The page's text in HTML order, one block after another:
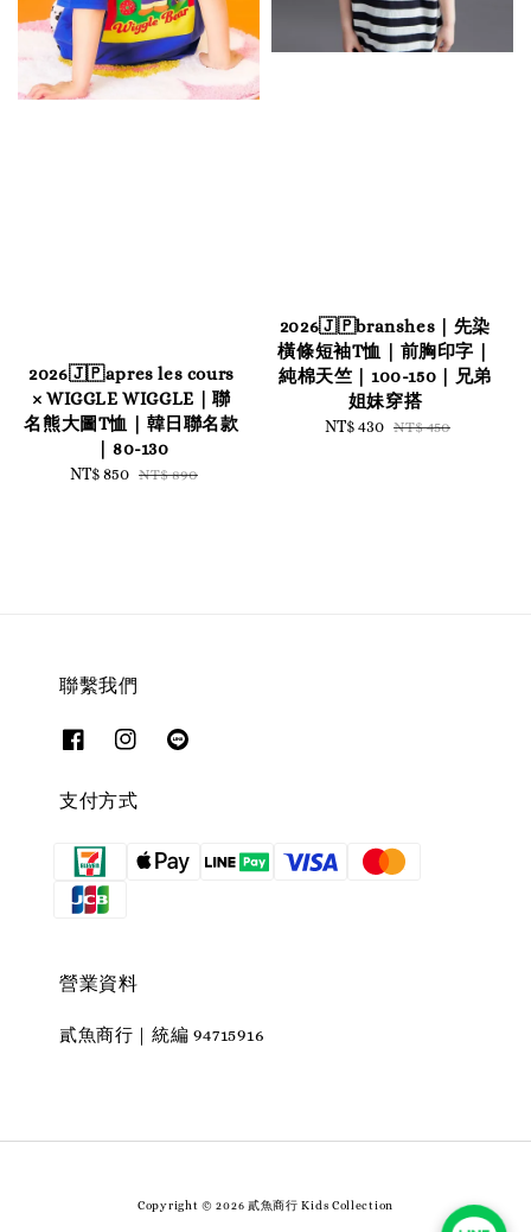
2026🇯🇵apres les cours
× WIGGLE WIGGLE｜聯
名熊大圖T恤｜韓日聯名款
｜80-130
Sale
NT$ 850 Regular
NT$ 890
2026🇯🇵branshes｜先染
橫條短袖T恤｜前胸印字｜
純棉天竺｜100-150｜兄弟
姐妹穿搭
Sale
NT$ 430 Regular
NT$ 450
聯繫我們
支付方式
營業資料
貳魚商行｜統編 94715916
Copyright © 2026 貳魚商行 Kids Collection